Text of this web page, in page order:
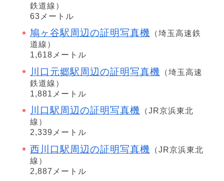
鉄道線）
63メートル
鳩ヶ谷駅周辺の証明写真機
（埼玉高速鉄
道線）
1,618メートル
川口元郷駅周辺の証明写真機
（埼玉高速
鉄道線）
1,881メートル
川口駅周辺の証明写真機
（JR京浜東北
線）
2,339メートル
西川口駅周辺の証明写真機
（JR京浜東北
線）
2,887メートル